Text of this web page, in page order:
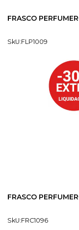
FRASCO
SkU:FLP1009
FRASCO
SkU:FRC1096